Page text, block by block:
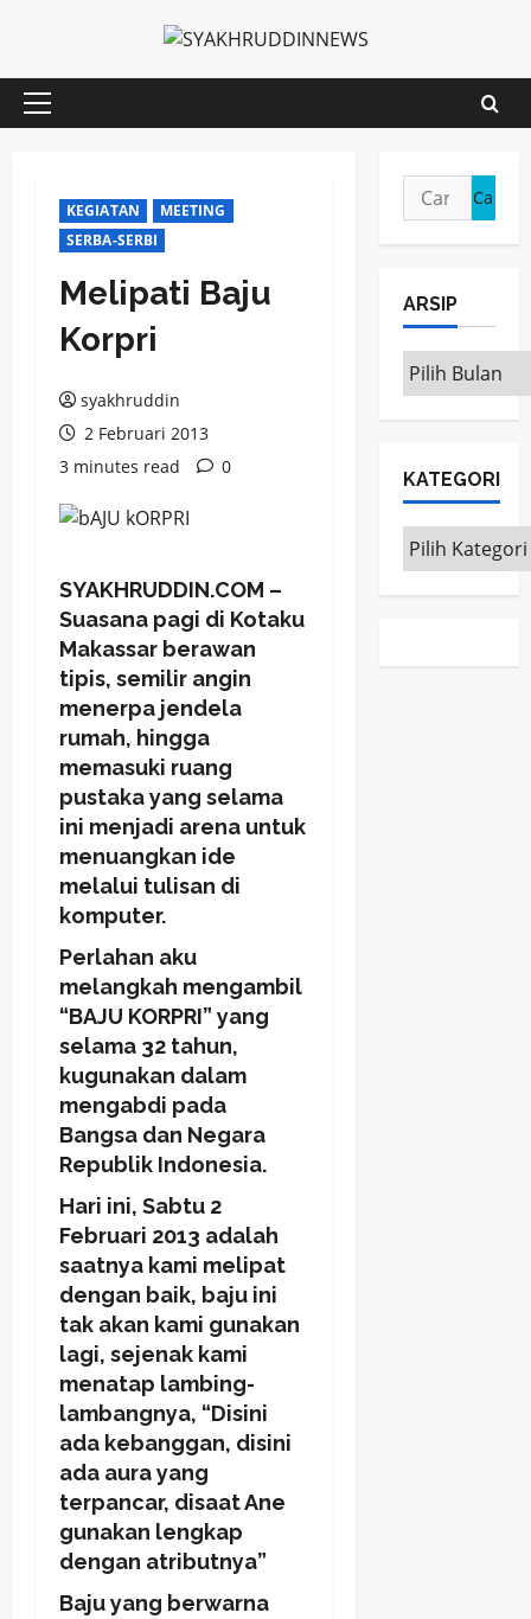
content
Primary
KEGIATAN
MEETING
SERBA-SERBI
Melipati Baju
Korpri
syakhruddin
2 Februari 2013
3 minutes read
0
SYAKHRUDDIN.COM –
Suasana pagi di Kotaku
Makassar berawan
tipis, semilir angin
menerpa jendela
rumah, hingga
memasuki ruang
pustaka yang selama
ini menjadi arena untuk
menuangkan ide
melalui tulisan di
komputer.
Perlahan aku
melangkah mengambil
“BAJU KORPRI” yang
selama 32 tahun,
kugunakan dalam
mengabdi pada
Bangsa dan Negara
Republik Indonesia.
Hari ini, Sabtu 2
Februari 2013 adalah
saatnya kami melipat
dengan baik, baju ini
tak akan kami gunakan
lagi, sejenak kami
menatap lambing-
lambangnya, “Disini
ada kebanggan, disini
ada aura yang
terpancar, disaat Ane
gunakan lengkap
dengan atributnya”
Baju yang berwarna
Cari
untuk:
ARSIP
ARSIP
KATEGORI
Kategori